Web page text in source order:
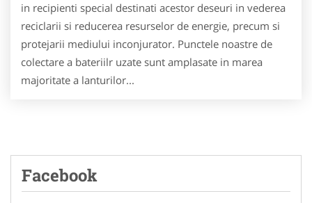
in recipienti special destinati acestor deseuri in vederea
reciclarii si reducerea resurselor de energie, precum si
protejarii mediului inconjurator. Punctele noastre de
colectare a bateriilr uzate sunt amplasate in marea
majoritate a lanturilor...
Facebook